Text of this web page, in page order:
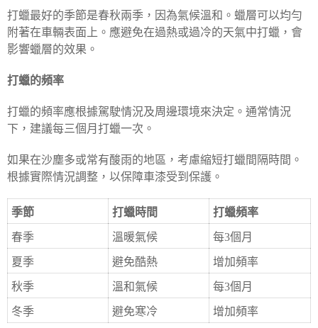
打蠟最好的季節是春秋兩季，因為氣候溫和。蠟層可以均勻
附著在車輛表面上。應避免在過熱或過冷的天氣中打蠟，會
影響蠟層的效果。
打蠟的頻率
打蠟的頻率應根據駕駛情況及周邊環境來決定。通常情況
下，建議每三個月打蠟一次。
如果在沙塵多或常有酸雨的地區，考慮縮短打蠟間隔時間。
根據實際情況調整，以保障車漆受到保護。
季節 打蠟時間 打蠟頻率
春季 溫暖氣候 每3個月
夏季 避免酷熱 增加頻率
秋季 溫和氣候 每3個月
冬季 避免寒冷 增加頻率